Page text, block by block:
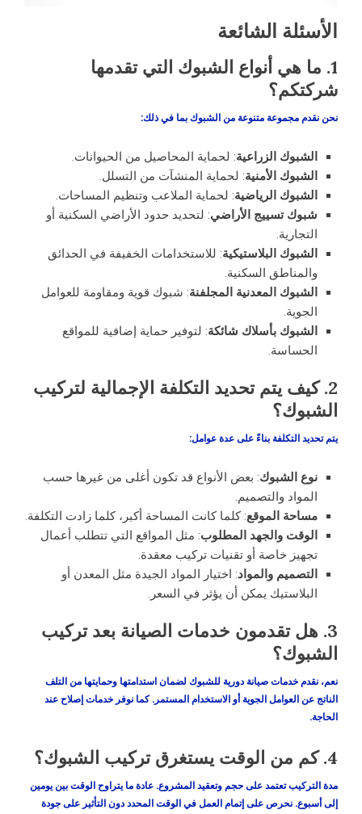
الأسئلة الشائعة
1. ما هي أنواع الشبوك التي تقدمها
شركتكم؟
نحن نقدم مجموعة متنوعة من الشبوك بما في ذلك:
الشبوك الزراعية: لحماية المحاصيل من الحيوانات.
الشبوك الأمنية: لحماية المنشآت من التسلل.
الشبوك الرياضية: لحماية الملاعب وتنظيم المساحات.
شبوك تسييج الأراضي: لتحديد حدود الأراضي السكنية أو
التجارية.
الشبوك البلاستيكية: للاستخدامات الخفيفة في الحدائق
والمناطق السكنية.
الشبوك المعدنية المجلفنة: شبوك قوية ومقاومة للعوامل
الجوية.
الشبوك بأسلاك شائكة: لتوفير حماية إضافية للمواقع
الحساسة.
2. كيف يتم تحديد التكلفة الإجمالية لتركيب
الشبوك؟
يتم تحديد التكلفة بناءً على عدة عوامل:
نوع الشبوك: بعض الأنواع قد تكون أغلى من غيرها حسب
المواد والتصميم.
مساحة الموقع: كلما كانت المساحة أكبر، كلما زادت التكلفة.
الوقت والجهد المطلوب: مثل المواقع التي تتطلب أعمال
تجهيز خاصة أو تقنيات تركيب معقدة.
التصميم والمواد: اختيار المواد الجيدة مثل المعدن أو
البلاستيك يمكن أن يؤثر في السعر.
3. هل تقدمون خدمات الصيانة بعد تركيب
الشبوك؟
نعم، نقدم خدمات صيانة دورية للشبوك لضمان استدامتها وحمايتها من التلف
الناتج عن العوامل الجوية أو الاستخدام المستمر. كما نوفر خدمات إصلاح عند
الحاجة.
4. كم من الوقت يستغرق تركيب الشبوك؟
مدة التركيب تعتمد على حجم وتعقيد المشروع. عادة ما يتراوح الوقت بين يومين
إلى أسبوع. نحرص على إتمام العمل في الوقت المحدد دون التأثير على جودة